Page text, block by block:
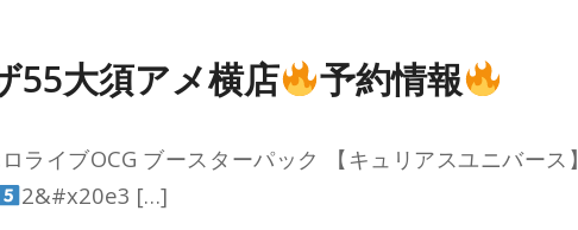
55大須アメ横店 予約情報
ライブOCG ブースターパック 【キュリアスユニバース】
2&#x20e3 […]